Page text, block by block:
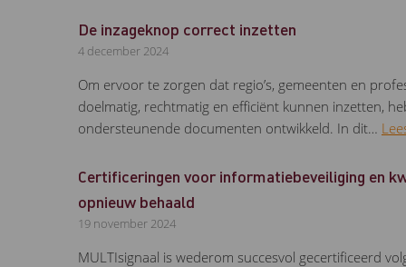
De inzageknop correct inzetten
4 december 2024
Om ervoor te zorgen dat regio’s, gemeenten en
doelmatig, rechtmatig en efficiënt kunnen inzetten,
ondersteunende documenten ontwikkeld. In dit…
Certificeringen voor informatiebeveiliging en
opnieuw behaald
19 november 2024
MULTIsignaal is wederom succesvol gecertificeerd